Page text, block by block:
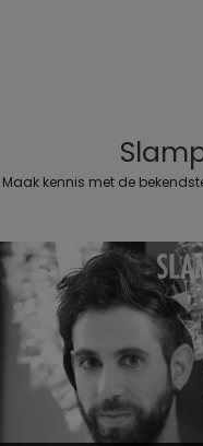
Maak kennis met de